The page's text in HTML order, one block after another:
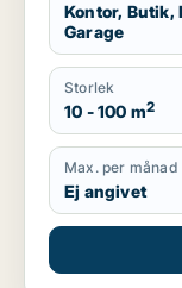
Kontor, Butik,
Garage
Storlek
10 - 100 m2
Max. per månad
Ej angivet